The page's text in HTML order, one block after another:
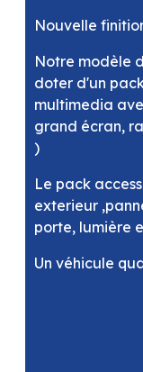
Nouvelle
Notre modèle
doter d'un
multimedia
grand écran,
)
Le pack
exterieur
porte, lumière
Un véhicule